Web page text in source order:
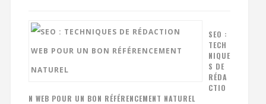
SEO :
TECH
NIQUE
S DE
RÉDA
CTIO
N WEB POUR UN BON RÉFÉRENCEMENT NATUREL